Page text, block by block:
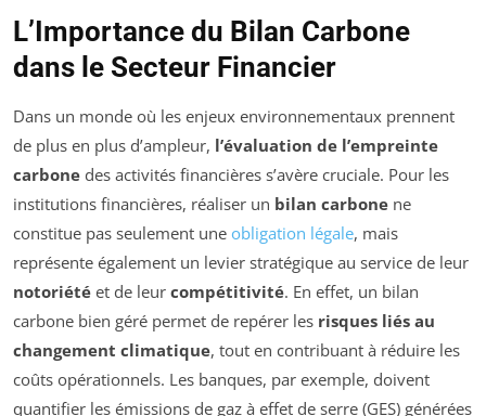
L’Importance du Bilan Carbone
dans le Secteur Financier
Dans un monde où les enjeux environnementaux prennent
de plus en plus d’ampleur, l’évaluation de l’empreinte
carbone des activités financières s’avère cruciale. Pour les
institutions financières, réaliser un bilan carbone ne
constitue pas seulement une obligation légale, mais
représente également un levier stratégique au service de leur
notoriété et de leur compétitivité. En effet, un bilan
carbone bien géré permet de repérer les risques liés au
changement climatique, tout en contribuant à réduire les
coûts opérationnels. Les banques, par exemple, doivent
quantifier les émissions de gaz à effet de serre (GES) générées